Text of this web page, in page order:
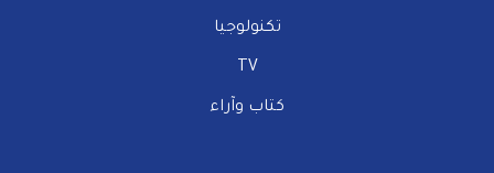
تكنولوجيا
TV
كتاب وآراء